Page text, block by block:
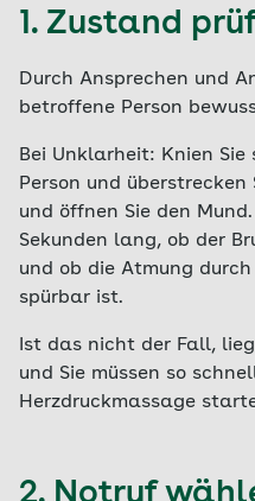
1. Zustand
Durch Ansprechen und
betroffene Person
Bei Unklarheit: Knien
Person und
und öffnen Sie den
Sekunden lang, ob der
und ob die Atmung
spürbar ist.
Ist das nicht der Fall,
und Sie müssen so
Herzdruckmassage